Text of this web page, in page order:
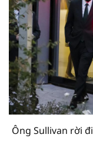
Ông Sullivan rời